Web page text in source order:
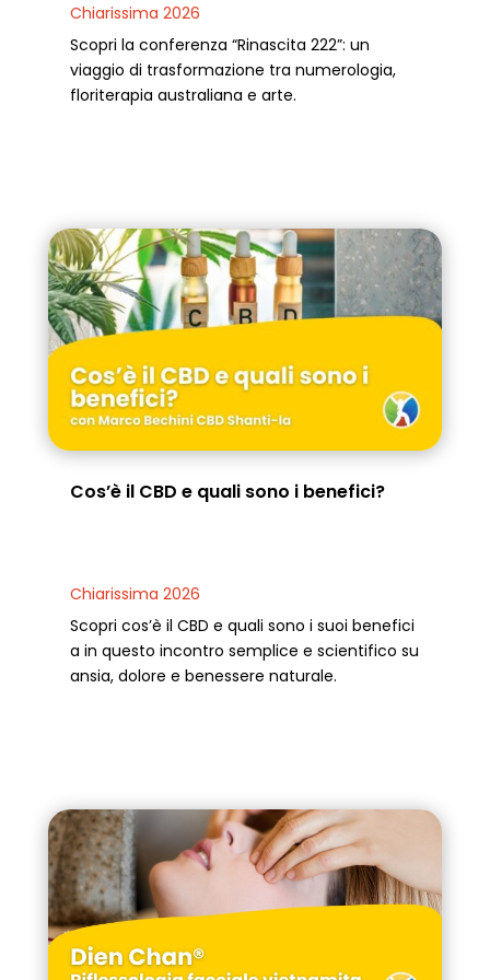
Chiarissima 2026
Scopri la conferenza “Rinascita 222”: un
viaggio di trasformazione tra numerologia,
floriterapia australiana e arte.
Cos’è il CBD e quali sono i benefici?
Chiarissima 2026
Scopri cos’è il CBD e quali sono i suoi benefici
a in questo incontro semplice e scientifico su
ansia, dolore e benessere naturale.